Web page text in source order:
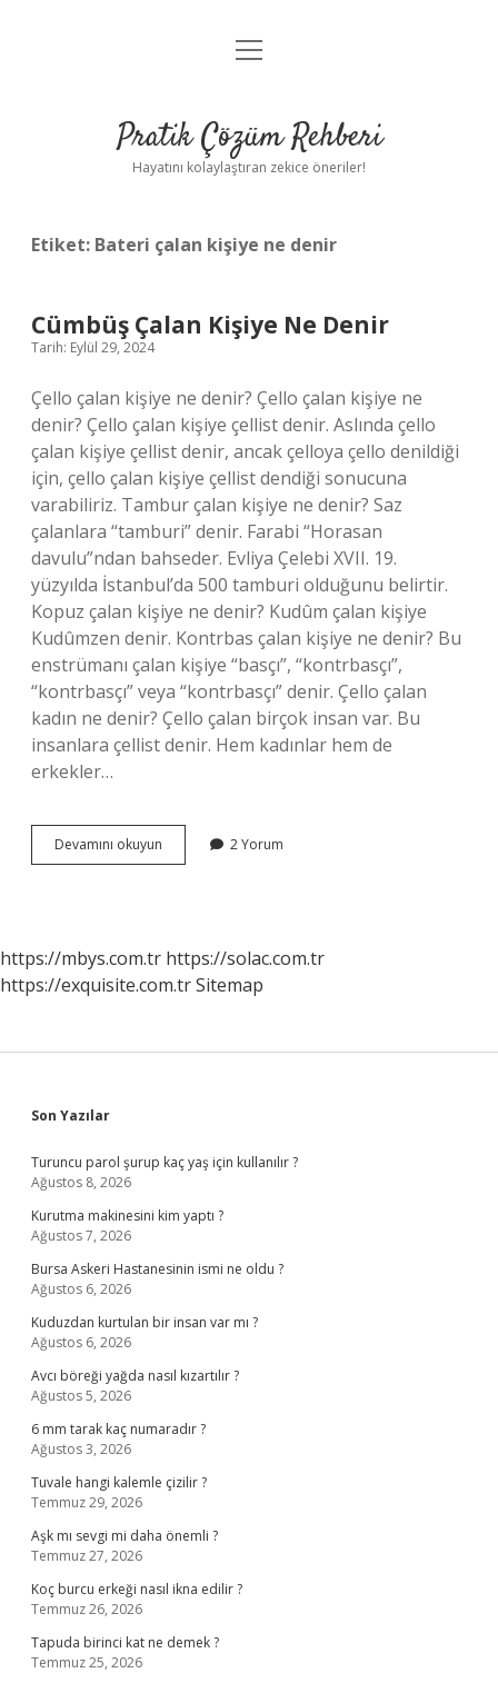
Anasayfa
Yasal Uyarı
menüyü
Pratik Çözüm Rehberi
Hayatını kolaylaştıran zekice öneriler!
Etiket: Bateri çalan kişiye ne denir
Cümbüş Çalan Kişiye Ne Denir
Tarih: Eylül 29, 2024
Çello çalan kişiye ne denir? Çello çalan kişiye ne
denir? Çello çalan kişiye çellist denir. Aslında çello
çalan kişiye çellist denir, ancak çelloya çello denildiği
için, çello çalan kişiye çellist dendiği sonucuna
varabiliriz. Tambur çalan kişiye ne denir? Saz
çalanlara “tamburi” denir. Farabi “Horasan
davulu”ndan bahseder. Evliya Çelebi XVII. 19.
yüzyılda İstanbul’da 500 tamburi olduğunu belirtir.
Kopuz çalan kişiye ne denir? Kudûm çalan kişiye
Kudûmzen denir. Kontrbas çalan kişiye ne denir? Bu
enstrümanı çalan kişiye “basçı”, “kontrbasçı”,
“kontrbasçı” veya “kontrbasçı” denir. Çello çalan
kadın ne denir? Çello çalan birçok insan var. Bu
insanlara çellist denir. Hem kadınlar hem de
erkekler…
Devamını okuyun Cümbüş
Çalan
2 Yorum
https://mbys.com.tr https://solac.com.tr
https://exquisite.com.trSitemap
Sidebar
Son Yazılar
Turuncu parol şurup kaç yaş için kullanılır ?
Ağustos 8, 2026
Kurutma makinesini kim yaptı ?
Ağustos 7, 2026
Bursa Askeri Hastanesinin ismi ne oldu ?
Ağustos 6, 2026
Kuduzdan kurtulan bir insan var mı ?
Ağustos 6, 2026
Avcı böreği yağda nasıl kızartılır ?
Ağustos 5, 2026
6 mm tarak kaç numaradır ?
Ağustos 3, 2026
Tuvale hangi kalemle çizilir ?
Temmuz 29, 2026
Aşk mı sevgi mi daha önemli ?
Temmuz 27, 2026
Koç burcu erkeği nasıl ikna edilir ?
Temmuz 26, 2026
Tapuda birinci kat ne demek ?
Temmuz 25, 2026